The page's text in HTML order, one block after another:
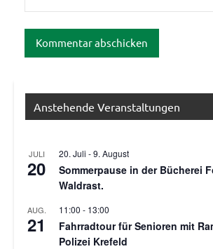
Anstehende Veranstaltungen
JULI
20
20. Juli -9. August
Sommerpause in der Bücherei
Waldrast.
AUG.
21
11:00 - 13:00
Fahrradtour für Senioren mit
Polizei Krefeld